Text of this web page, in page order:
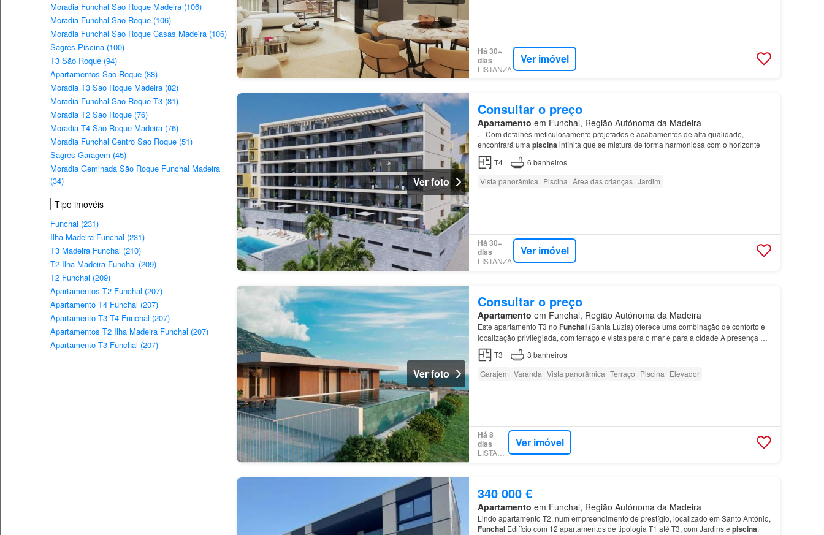
Moradia Funchal Sao Roque Madeira (106)
Moradia Funchal Sao Roque (106)
Moradia Funchal Sao Roque Casas Madeira (106)
Sagres Piscina (100)
T3 São Roque (94)
Apartamentos Sao Roque (88)
Moradia T3 Sao Roque Madeira (82)
Moradia Funchal Sao Roque T3 (81)
Moradia T2 Sao Roque (76)
Moradia T4 São Roque Madeira (76)
Moradia Funchal Centro Sao Roque (51)
Sagres Garagem (45)
Moradia Geminada São Roque Funchal Madeira
(34)
Tipo imovéis
Funchal (231)
Ilha Madeira Funchal (231)
T3 Madeira Funchal (210)
T2 Ilha Madeira Funchal (209)
T2 Funchal (209)
Apartamentos T2 Funchal (207)
Apartamento T4 Funchal (207)
Apartamento T3 T4 Funchal (207)
Apartamentos T2 Ilha Madeira Funchal (207)
Apartamento T3 Funchal (207)
Há 30+
dias
LISTANZA
Ver imóvel
Ver foto
Consultar o preço
Apartamento em Funchal, Região Autónoma da Madeira
. - Com detalhes meticulosamente projetados e acabamentos de alta qualidade,
encontrará uma piscinainfinita que se mistura de forma harmoniosa com o horizonte
T4
6 banheiros
Vista panorâmica Piscina Área das crianças Jardim
Há 30+
dias
LISTANZA
Ver imóvel
Ver foto
Consultar o preço
Apartamento em Funchal, Região Autónoma da Madeira
Este apartamento T3 no Funchal(Santa Luzia) oferece uma combinação de conforto e
localização privilegiada, com terraço e vistas para o mar e para a cidade A presença de
piscina no condomínio acrescenta valor ao estilo de vid…
T3 3 banheiros
Garajem Varanda Vista panorâmica Terraço Piscina Elevador
Há 8
dias
LISTANZA
Ver imóvel
340 000 €
Apartamento em Funchal, Região Autónoma da Madeira
Lindo apartamento T2, num empreendimento de prestígio, localizado em Santo António,
FunchalEdifício com 12 apartamentos de tipologia T1 até T3, com Jardins e piscina.